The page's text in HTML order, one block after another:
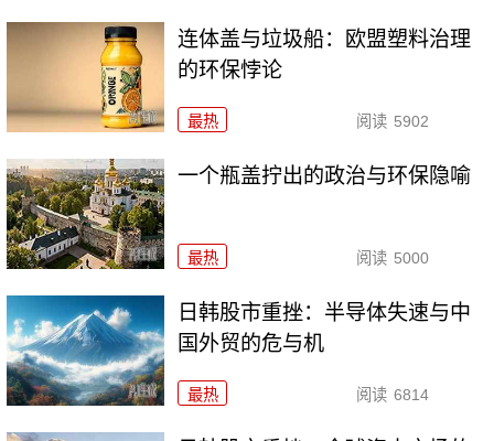
连体盖与垃圾船：欧盟塑料治理
的环保悖论
最热 阅读 5902
一个瓶盖拧出的政治与环保隐喻
最热 阅读 5000
日韩股市重挫：半导体失速与中
国外贸的危与机
最热 阅读 6814